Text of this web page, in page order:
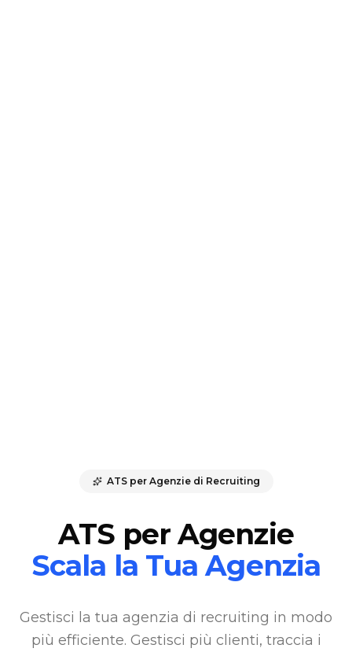
ATS per Agenzie di Recruiting
ATS per Agenzie
Scala la Tua Agenzia
Gestisci la tua agenzia di recruiting in modo
più efficiente. Gestisci più clienti, traccia i